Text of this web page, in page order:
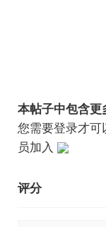
本帖子中包含更
您需要登录才可
员加入
评分